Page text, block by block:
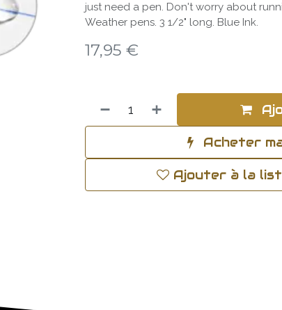
just need a pen. Don't worry about
Weather pens. 3 1/2" long. Blue Ink.
17,95 €
Acheter
Ajouter à la